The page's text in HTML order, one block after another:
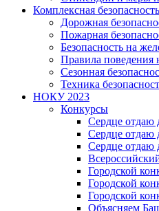
Комплексная безопасность
Дорожная
Пожарная
Безопасность на
Правила поведения
Сезонная
Техника
НОКУ 2023
Конкурсы
Сердце отдаю
Сердце отдаю
Сердце отдаю
Городской
Городской
Городской
Объясняем